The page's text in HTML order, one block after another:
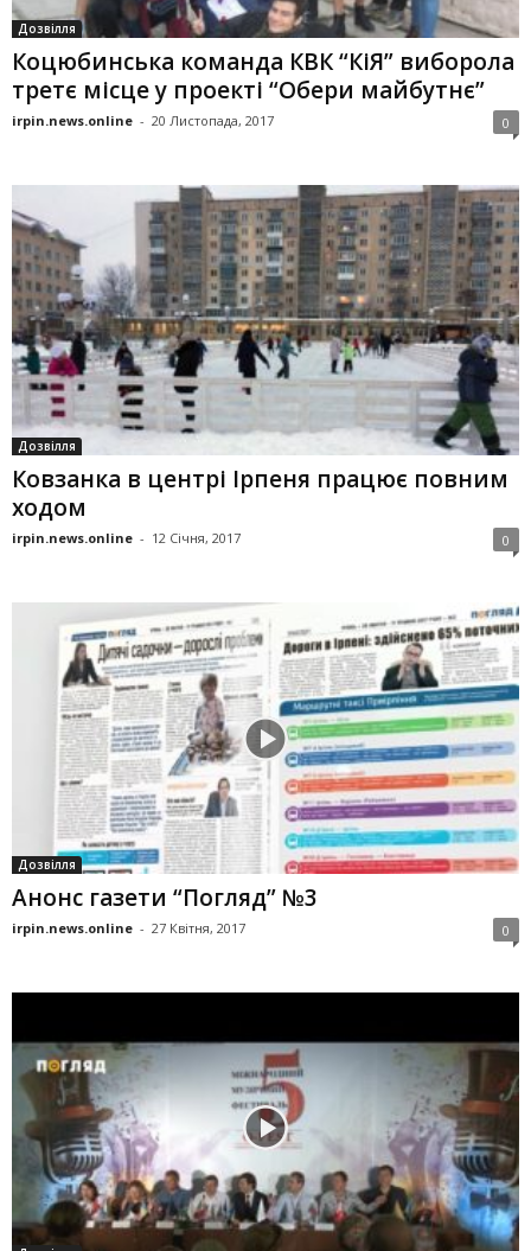
Дозвілля
Коцюбинська команда КВК “КіЯ” виборола
третє місце у проекті “Обери майбутнє”
irpin.news.online - 20 Листопада, 2017 0
Дозвілля
Ковзанка в центрі Ірпеня працює повним
ходом
irpin.news.online - 12 Січня, 2017 0
Дозвілля
Анонс газети “Погляд” №3
irpin.news.online - 27 Квітня, 2017 0